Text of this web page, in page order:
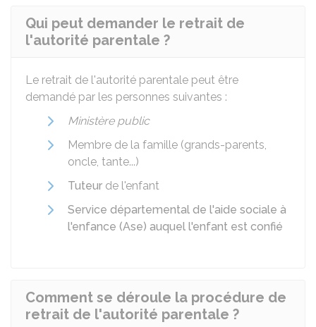
Qui peut demander le retrait de
l'autorité parentale ?
Le retrait de l'autorité parentale peut être
demandé par les personnes suivantes :
Ministère public
Membre de la famille (grands-parents,
oncle, tante...)
Tuteur de l'enfant
Service départemental de l'aide sociale à
l'enfance (Ase) auquel l'enfant est confié
Comment se déroule la procédure de
retrait de l'autorité parentale ?